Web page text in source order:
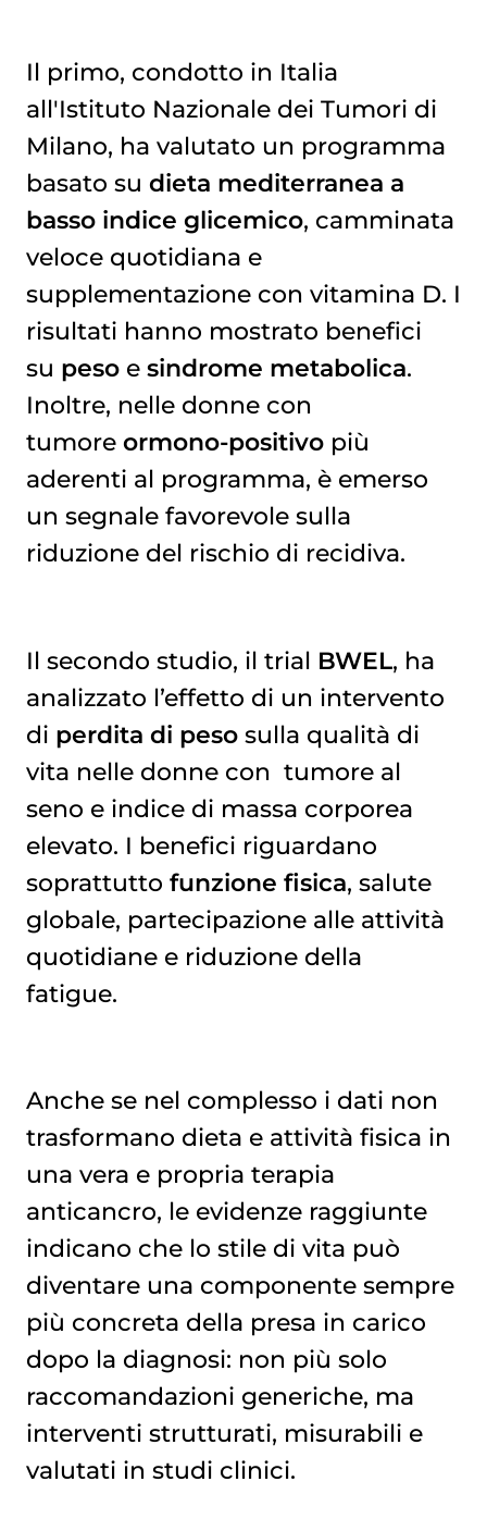
Il primo, condotto in Italia
all'Istituto Nazionale dei Tumori di
Milano, ha valutato un programma
basato su dieta mediterranea a
basso indice glicemico, camminata
veloce quotidiana e
supplementazione con vitamina D. I
risultati hanno mostrato benefici
su pesoe sindrome metabolica.
Inoltre, nelle donne con
tumore ormono-positivopiù
aderenti al programma, è emerso
un segnale favorevole sulla
riduzione del rischio di recidiva.
Il secondo studio, il trial BWEL, ha
analizzato l’effetto di un intervento
di perdita di pesosulla qualità di
vita nelle donne con tumore al
seno e indice di massa corporea
elevato. I benefici riguardano
soprattutto funzione fisica, salute
globale, partecipazione alle attività
quotidiane e riduzione della
fatigue.
Anche se nel complesso i dati non
trasformano dieta e attività fisica in
una vera e propria terapia
anticancro, le evidenze raggiunte
indicano che lo stile di vita può
diventare una componente sempre
più concreta della presa in carico
dopo la diagnosi: non più solo
raccomandazioni generiche, ma
interventi strutturati, misurabili e
valutati in studi clinici.